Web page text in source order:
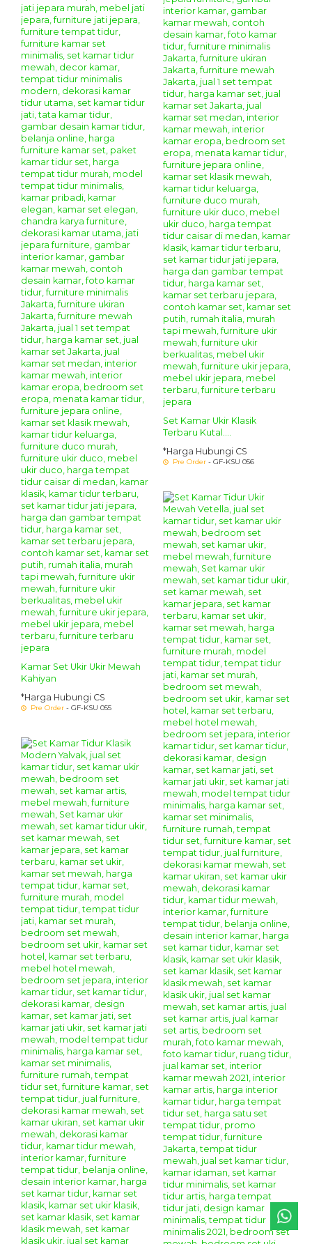
Set Kamar Ukir Klasik
Terbaru Kutal....
*Harga Hubungi CS
Pre Order - GF-KSU 056
Kamar Set Ukir Ukir Mewah
Kahiyan
*Harga Hubungi CS
Pre Order - GF-KSU 055